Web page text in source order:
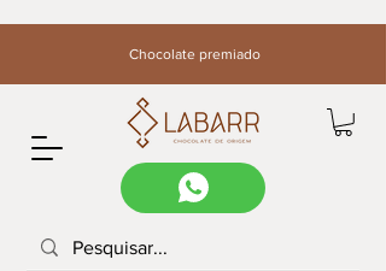
Chocolate premiado